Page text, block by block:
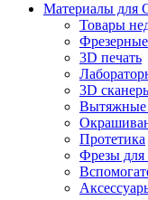
Материалы для
Товары
3D печать
3D
Вытяжные
Протетика
Фрезы для